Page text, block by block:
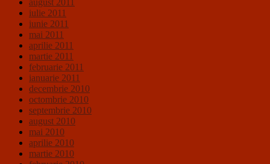
iulie 2011
iunie 2011
mai 2011
aprilie 2011
martie 2011
februarie 2011
ianuarie 2011
decembrie 2010
octombrie 2010
septembrie 2010
august 2010
mai 2010
aprilie 2010
martie 2010